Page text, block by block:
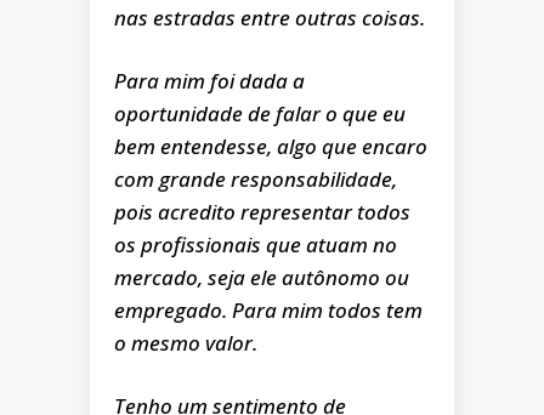
nas estradas entre outras coisas.
Para mim foi dada a
oportunidade de falar o que eu
bem entendesse, algo que encaro
com grande responsabilidade,
pois acredito representar todos
os profissionais que atuam no
mercado, seja ele autônomo ou
empregado. Para mim todos tem
o mesmo valor.
Tenho um sentimento de